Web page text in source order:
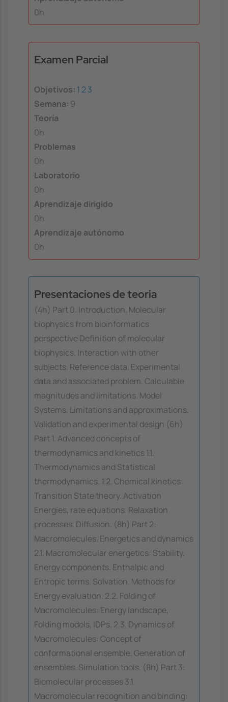
0h
Examen Parcial
Objetivos: 1 23
Semana: 9
Teoría
0h
Problemas
0h
Laboratorio
0h
Aprendizaje dirigido
0h
Aprendizaje autónomo
0h
Presentaciones de teoria
(4h) Part 0. Introduction. Molecular
biophysics from bioinformatics
perspective Definition of molecular
biophysics. Interaction with other
subjects. Reference data. Experimental
data and associated problem. Calculable
magnitudes and limitations. Model
Systems. Limitations and approximations.
Validation and experimental design (6h)
Part 1. Advanced concepts of
thermodynamics and kinetics 1.1.
Thermodynamics and Statistical
thermodynamics. 1.2. Chemical kinetics:
Transition State theory. Activation
Energies, rate equations. Relaxation
processes. Diffusion. (8h) Part 2:
Macromolecules. Energetics and dynamics
2.1. Macromolecular energetics: Stability.
Energy components. Enthalpic and
Entropic terms. Solvation. Methods for
Energy evaluation. 2.2. Folding of
Macromolecules: Energy landscape,
Folding models, IDPs. 2.3. Dynamics of
Macromolecules: Concept of
conformational ensemble. Generation of
ensembles. Simulation tools. (8h) Part 3:
Biomolecular processes 3.1.
Macromolecular recognition and binding: